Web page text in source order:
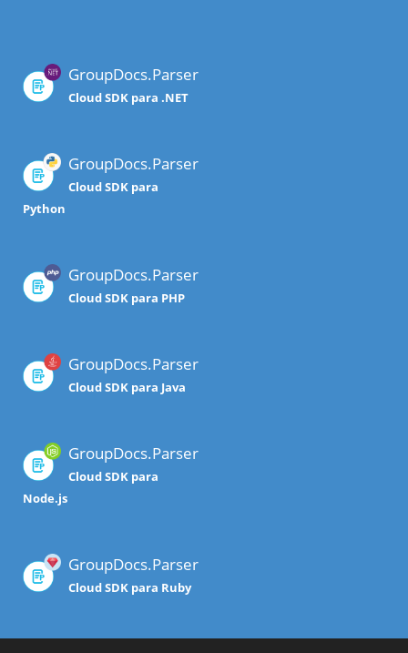
GroupDocs.Parser
Cloud SDK para .NET
GroupDocs.Parser
Cloud SDK para
Python
GroupDocs.Parser
Cloud SDK para PHP
GroupDocs.Parser
Cloud SDK para Java
GroupDocs.Parser
Cloud SDK para
Node.js
GroupDocs.Parser
Cloud SDK para Ruby